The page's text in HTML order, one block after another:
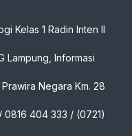
Kelas 1 Radin Inten II
Lampung, Informasi
Negara Km. 28
404 333 / (0721)